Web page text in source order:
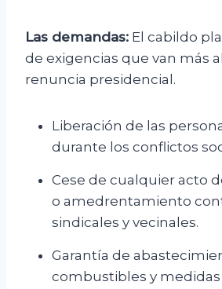
Las demandas: El cabildo
de exigencias que van más
renuncia presidencial.
Liberación de las
durante los conflictos
Cese de cualquier acto
o amedrentamiento
sindicales y vecinales.
Garantía de
combustibles y medidas